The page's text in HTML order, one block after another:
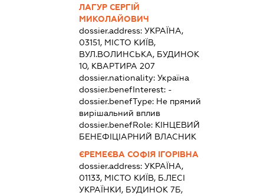
ЛАГУР СЕРГІЙ
МИКОЛАЙОВИЧ
dossier.address: УКРАЇНА,
03151, МІСТО КИЇВ,
ВУЛ.ВОЛИНСЬКА, БУДИНОК
10, КВАРТИРА 207
dossier.nationality: Україна
dossier.benefInterest: -
dossier.benefType: Не прямий
вирішальний вплив
dossier.benefRole: КІНЦЕВИЙ
БЕНЕФІЦІАРНИЙ ВЛАСНИК
ЄРЕМЕЄВА СОФІЯ ІГОРІВНА
dossier.address: УКРАЇНА,
01133, МІСТО КИЇВ, Б.ЛЕСІ
УКРАЇНКИ, БУДИНОК 7Б,